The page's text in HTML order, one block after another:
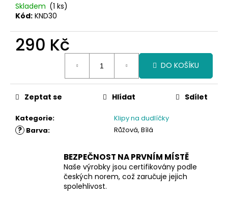
Skladem (1 ks)
Kód: KND30
290 Kč
DO KOŠÍKU
Kategorie: Klipy na dudlíčky
? Barva: Růžová, Bílá
Zeptat se Hlídat Sdílet
BEZPEČNOST NA PRVNÍM MÍSTĚ
Naše výrobky jsou certifikovány podle
českých norem, což zaručuje jejich
spolehlivost.